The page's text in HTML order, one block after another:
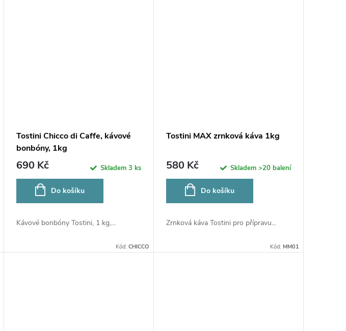
Tostini Chicco di Caffe, kávové
bonbóny, 1kg
690 Kč Skladem 3 ks
Do košíku
Kávové bonbóny Tostini, 1 kg,...
Kód: CHICCO
Tostini MAX zrnková káva 1kg
580 Kč Skladem >20 balení
Do košíku
Zrnková káva Tostini pro přípravu...
Kód: MM01